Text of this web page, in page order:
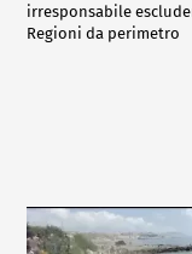
irresponsabile
Regioni da perimetro